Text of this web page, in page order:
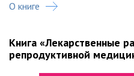
О книге
Книга «Лекарственные
репродуктивной